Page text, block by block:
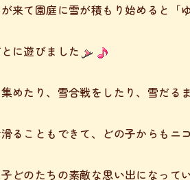
来て園庭に雪が積もり始めると「
に遊びました
めたり、雪合戦をしたり、雪だる
ることもできて、どの子からもニ
どのたちの素敵な思い出になって